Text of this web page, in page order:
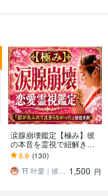
涙腺崩壊鑑定【極み】彼
の本音を霊視で紐解きま
す 不倫・婚外恋愛・年の
差…誰にも相談できない
恋を成就へ導く霊視
5.0 (130)
⛩️ 叶愛｜彼の本音を視る涙腺崩壊霊視 1,500 円